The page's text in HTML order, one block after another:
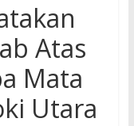
Atas
Mata
Utara